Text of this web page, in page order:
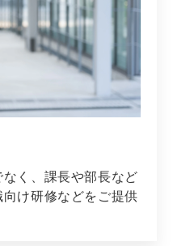
く、課長や部長など
け研修などをご提供